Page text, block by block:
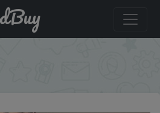
Hollow Knitted Vest Solid
Summer Sexy Top for